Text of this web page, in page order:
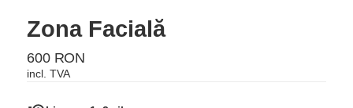
Zona Facială
600 RON
incl. TVA